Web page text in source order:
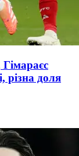
різна доля